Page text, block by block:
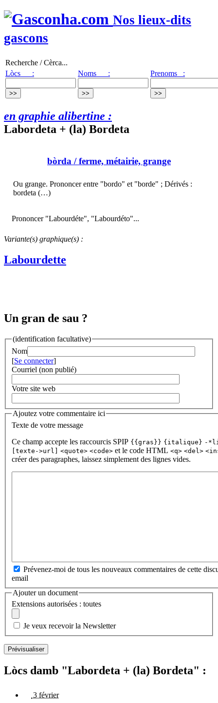
Nos lieux-dits
gascons
Recherche / Cèrca...
Lòcs :
Noms : Prenoms :
en graphie alibertine :
Labordeta + (la) Bordeta
bòrda / ferme, métairie, grange
Ou grange. Prononcer entre "bordo" et "borde" ; Dérivés :
bordeta (…)
Prononcer "Labourdéte", "Labourdéto"...
Variante(s) graphique(s) :
Labourdette
Un gran de sau ?
(identification facultative)
Nom
[Se connecter]
Courriel (non publié)
Votre site web
Ajoutez votre commentaire ici
Texte de votre message
Ce champ accepte les raccourcis SPIP {{gras}} {italique} -
[texte->url] <quote> <code> et le code HTML <q> <del>
créer des paragraphes, laissez simplement des lignes vides.
Prévenez-moi de tous les nouveaux commentaires de cette
email
Ajouter un document
Extensions autorisées : toutes
Je veux recevoir la Newsletter
Lòcs damb "Labordeta + (la) Bordeta" :
3 février